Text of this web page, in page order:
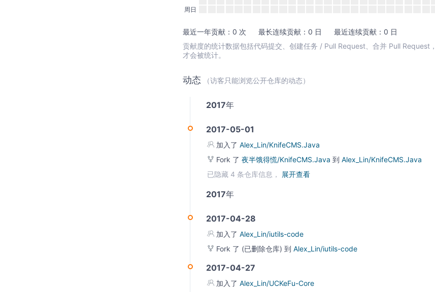
周日
最近一年贡献：0 次 最长连续贡献：0 日
最近连续贡献：0 日
贡献度的统计数据包括代码提交、创建任务 / Pull Request、合并 Pull
才会被统计。
动态 （访客只能浏览公开仓库的动态）
2017年
2017-05-01
加入了 Alex_Lin/KnifeCMS.Java
Fork 了 夜半饿得慌/KnifeCMS.Java到Alex_Lin/KnifeCMS.Java
已隐藏 4 条仓库信息，
展开查看
2017年
2017-04-28
加入了 Alex_Lin/iutils-code
Fork 了 (已删除仓库) 到Alex_Lin/iutils-code
2017-04-27
加入了 Alex_Lin/UCKeFu-Core